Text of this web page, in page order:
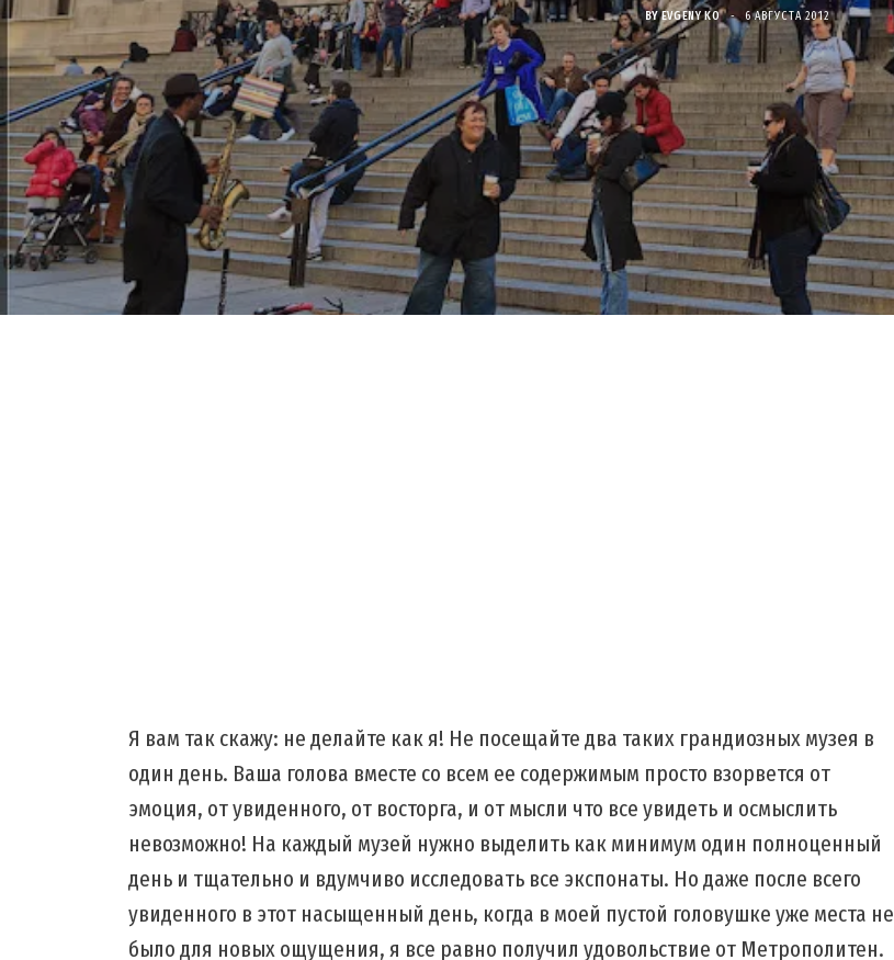
BY EVGENY KO 6 АВГУСТА 2012
Я вам так скажу: не делайте как я! Не посещайте два таких грандиозных музея в
один день. Ваша голова вместе со всем ее содержимым просто взорвется от
эмоция, от увиденного, от восторга, и от мысли что все увидеть и осмыслить
невозможно! На каждый музей нужно выделить как минимум один полноценный
день и тщательно и вдумчиво исследовать все экспонаты. Но даже после всего
увиденного в этот насыщенный день, когда в моей пустой головушке уже места не
было для новых ощущения, я все равно получил удовольствие от Метрополитен.